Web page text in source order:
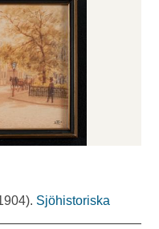
Sjöhistoriska